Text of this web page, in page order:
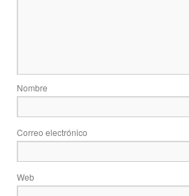
Nombre
Correo electrónico
Web